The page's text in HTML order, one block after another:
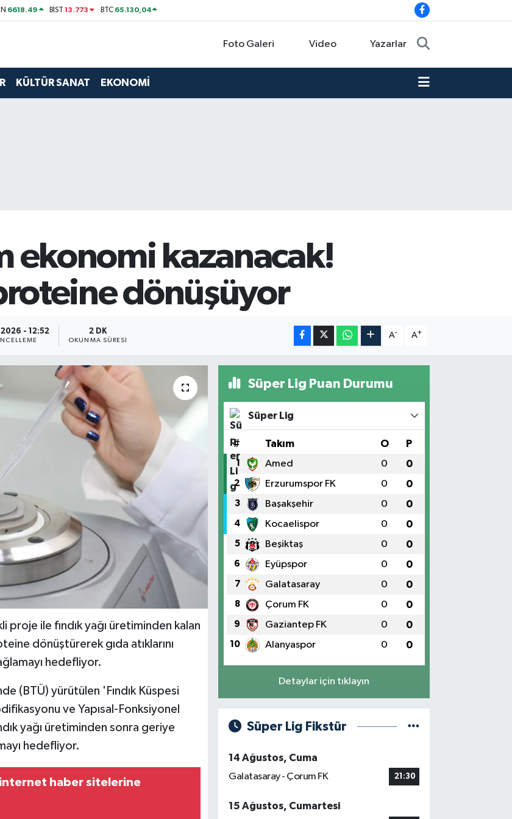
6618.49 BİST13.773 BTC 65.130,04
Foto Galeri Video Yazarlar
KÜLTÜR SANAT EKONOMİ
ekonomi kazanacak!
proteine dönüşüyor
- 12:52 2 DK
OKUNMA SÜRESI
A- A+
proje ile fındık yağı üretiminden kalan
dönüştürerek gıda atıklarını
hedefliyor.
(BTÜ) yürütülen 'Fındık Küspesi
ve Yapısal-Fonksiyonel
yağı üretiminden sonra geriye
hedefliyor.
haber sitelerine
Süper Lig Puan Durumu
Süper Lig
# Takım O P
1 Amed 0 0
2 Erzurumspor FK 0 0
3 Başakşehir 0 0
4 Kocaelispor 0 0
5 Beşiktaş 0 0
6 Eyüpspor 0 0
7 Galatasaray 0 0
8 Çorum FK 0 0
9 Gaziantep FK 0 0
10 Alanyaspor 0 0
Detaylar için tıklayın
Süper Lig Fikstür
14 Ağustos, Cuma
Galatasaray - Çorum FK
21:30
15 Ağustos, Cumartesi